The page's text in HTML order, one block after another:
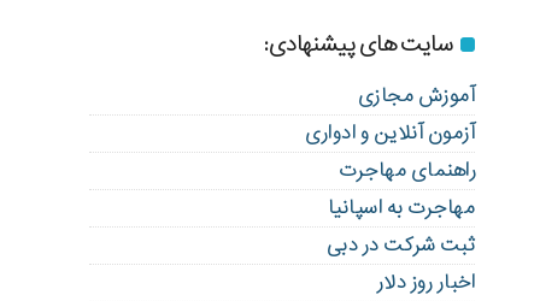
سایت های پیشنهادی:
آموزش مجازی
آزمون آنلاین و ادواری
راهنمای مهاجرت
مهاجرت به اسپانیا
ثبت شرکت در دبی
اخبار روز دلار